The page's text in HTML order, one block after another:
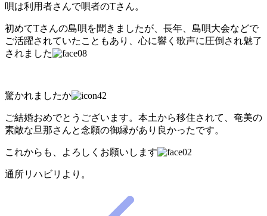
唄は利用者さんで唄者のTさん。
初めてTさんの島唄を聞きましたが、長年、島唄大会などで
ご活躍されていたこともあり、心に響く歌声に圧倒され魅了
されました
驚かれましたか
ご結婚おめでとうございます。本土から移住されて、奄美の
素敵な旦那さんと念願の御縁があり良かったです。
これからも、よろしくお願いします
通所リハビリより。